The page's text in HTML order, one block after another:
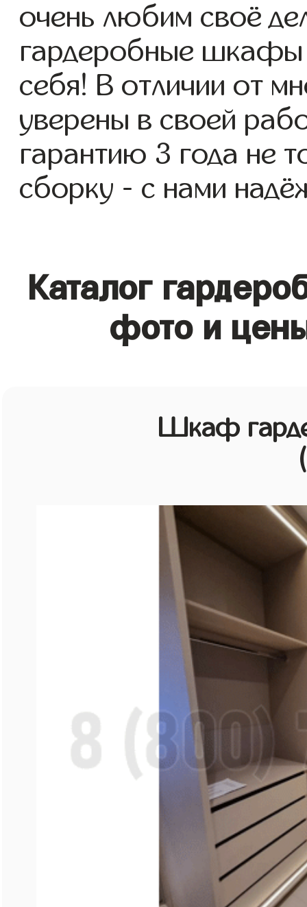
очень любим своё
гардеробные шкафы
себя! В отличии от
уверены в своей
гарантию 3 года не
сборку - с нами
Каталог
фото и
Шкаф